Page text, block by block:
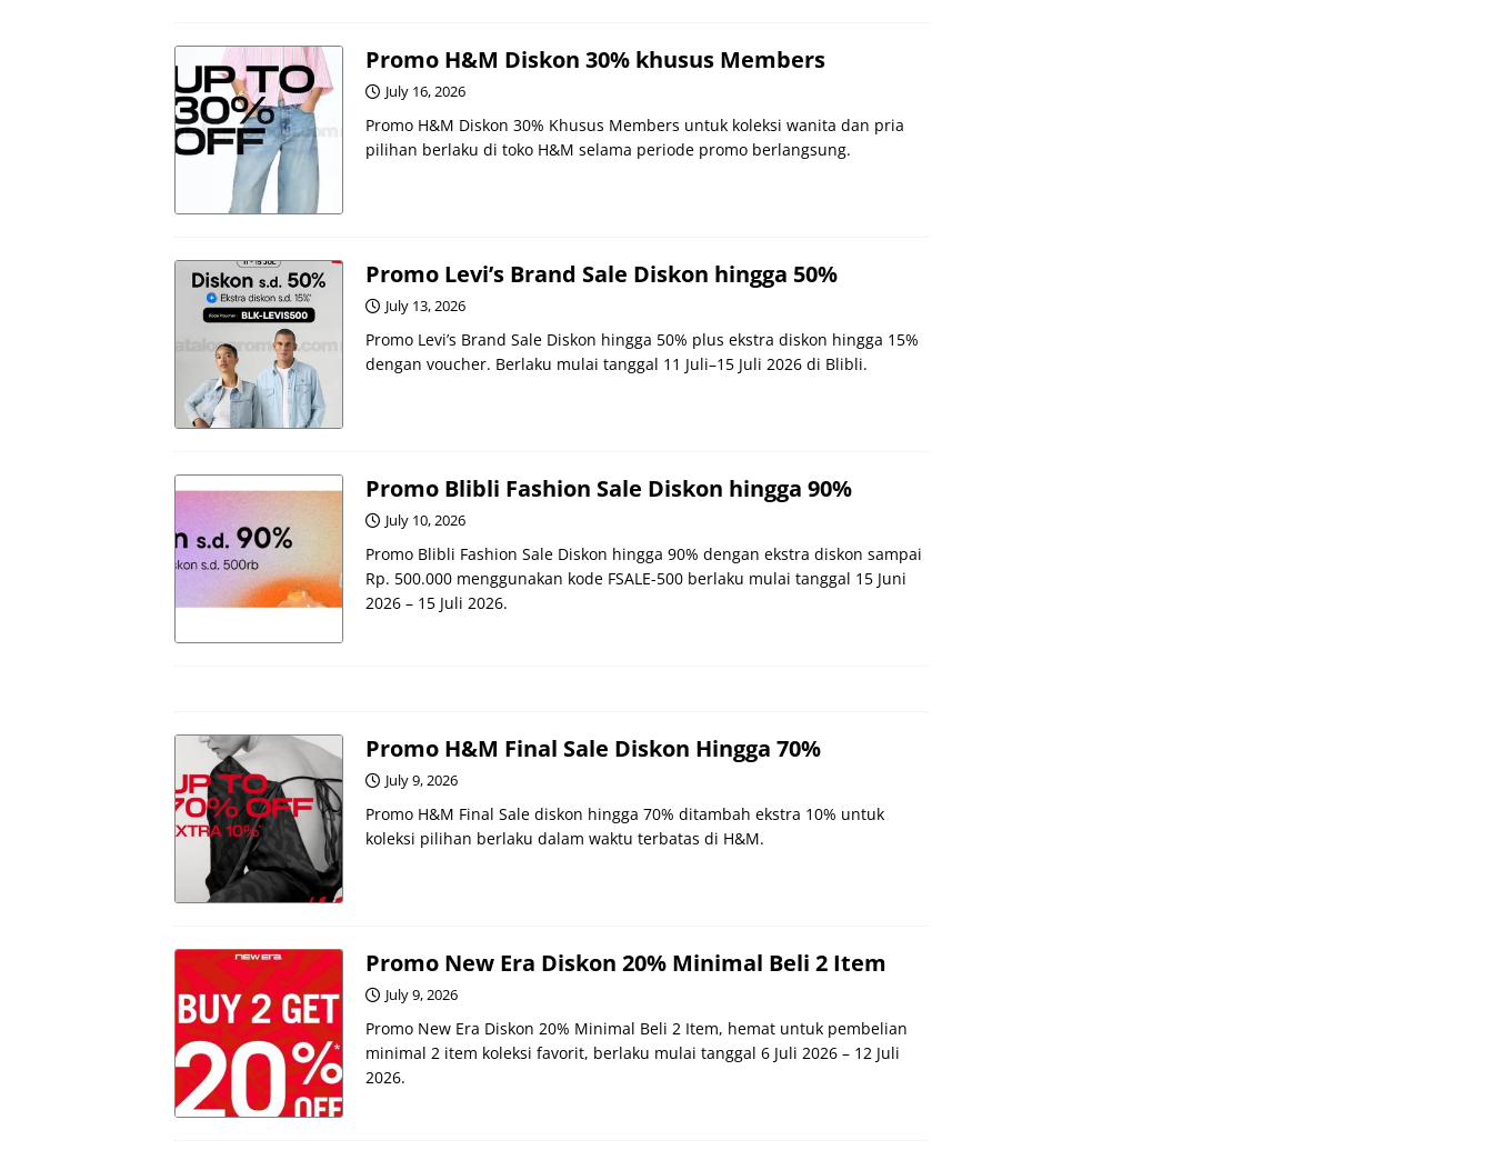
Promo H&M Diskon 30% khusus Members
July 16, 2026
Promo H&M Diskon 30% Khusus Members untuk koleksi wanita dan pria
pilihan berlaku di toko H&M selama periode promo berlangsung.
Promo Levi’s Brand Sale Diskon hingga 50%
July 13, 2026
Promo Levi’s Brand Sale Diskon hingga 50% plus ekstra diskon hingga 15%
dengan voucher. Berlaku mulai tanggal 11 Juli–15 Juli 2026 di Blibli.
Promo Blibli Fashion Sale Diskon hingga 90%
July 10, 2026
Promo Blibli Fashion Sale Diskon hingga 90% dengan ekstra diskon sampai
Rp. 500.000 menggunakan kode FSALE-500 berlaku mulai tanggal 15 Juni
2026 – 15 Juli 2026.
Promo H&M Final Sale Diskon Hingga 70%
July 9, 2026
Promo H&M Final Sale diskon hingga 70% ditambah ekstra 10% untuk
koleksi pilihan berlaku dalam waktu terbatas di H&M.
Promo New Era Diskon 20% Minimal Beli 2 Item
July 9, 2026
Promo New Era Diskon 20% Minimal Beli 2 Item, hemat untuk pembelian
minimal 2 item koleksi favorit, berlaku mulai tanggal 6 Juli 2026 – 12 Juli
2026.